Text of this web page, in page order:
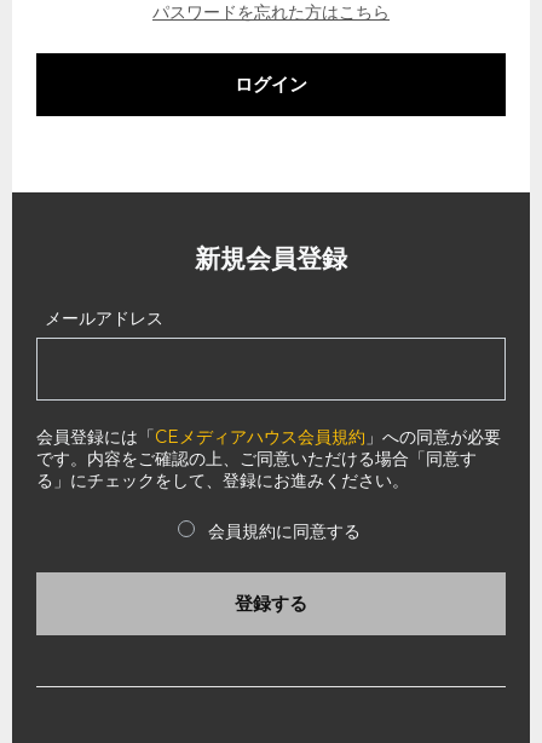
パスワードを忘れた方はこちら
ログイン
新規会員登録
メールアドレス
会員登録には「CEメディアハウス会員規約 」への同意が必要
です。内容をご確認の上、ご同意いただける場合「同意す
る」にチェックをして、登録にお進みください。
会員規約に同意する
登録する